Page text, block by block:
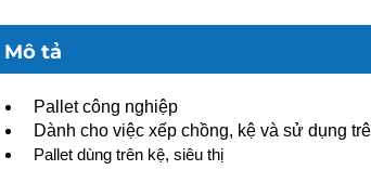
Mô tả
Pallet công nghiệp
Dành cho việc xếp chồng, kệ và sử dụng
Pallet dùng trên kệ, siêu thị